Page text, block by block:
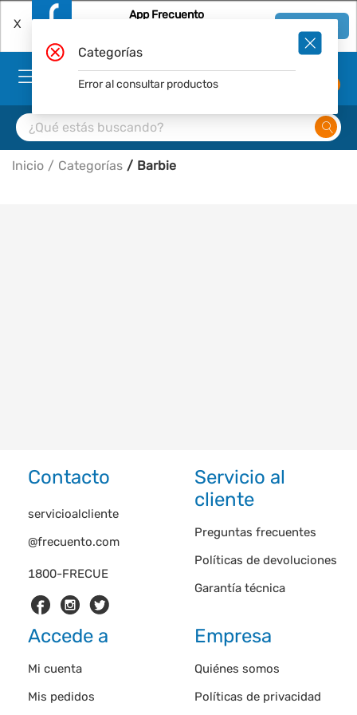
X
App Frecuento
Inicio Categorías Barbie
Contacto
1800-FRECUE
servicioalcliente
@frecuento.com
Servicio al
cliente
Preguntas frecuentes
Políticas de devoluciones
Garantía técnica
Accede a
Mi cuenta
Mis pedidos
Empresa
Quiénes somos
Políticas de privacidad
Categorías
Error al consultar productos